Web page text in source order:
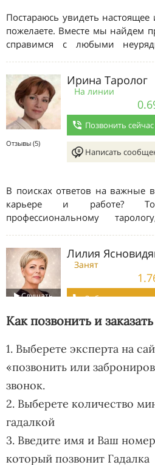
Как позвонить и
1. Выберете эксперта на
«позвонить или
звонок.
2. Выберете количество
гадалкой
3. Введите имя и Ваш
который позвонит Гадалка